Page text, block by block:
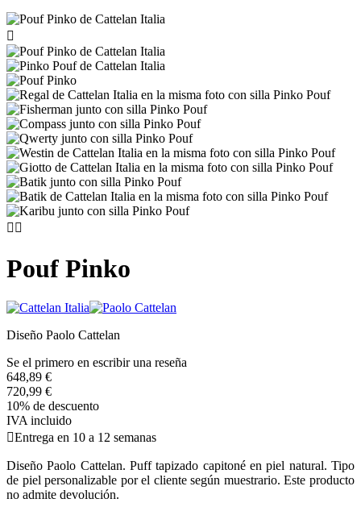

 
Pouf Pinko
Diseño Paolo Cattelan
Se el primero en escribir una reseña
648,89 €
720,99 €
10% de descuento
IVA incluido
Entrega en 10 a 12 semanas
Diseño Paolo Cattelan. Puff tapizado capitoné en piel natural. Tipo
de piel personalizable por el cliente según muestrario. Este producto
no admite devolución.